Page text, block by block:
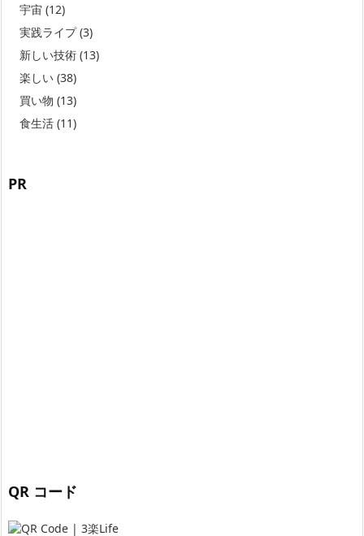
宇宙 (12)
実践ライプ(3)
新しい技術 (13)
楽しい (38)
買い物 (13)
食生活 (11)
PR
QR コード